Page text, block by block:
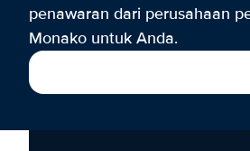
penawaran dari perusahaan
Monako untuk Anda.